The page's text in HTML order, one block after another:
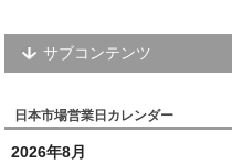
サブコンテンツ
日本市場営業日カレンダー
2026年8月